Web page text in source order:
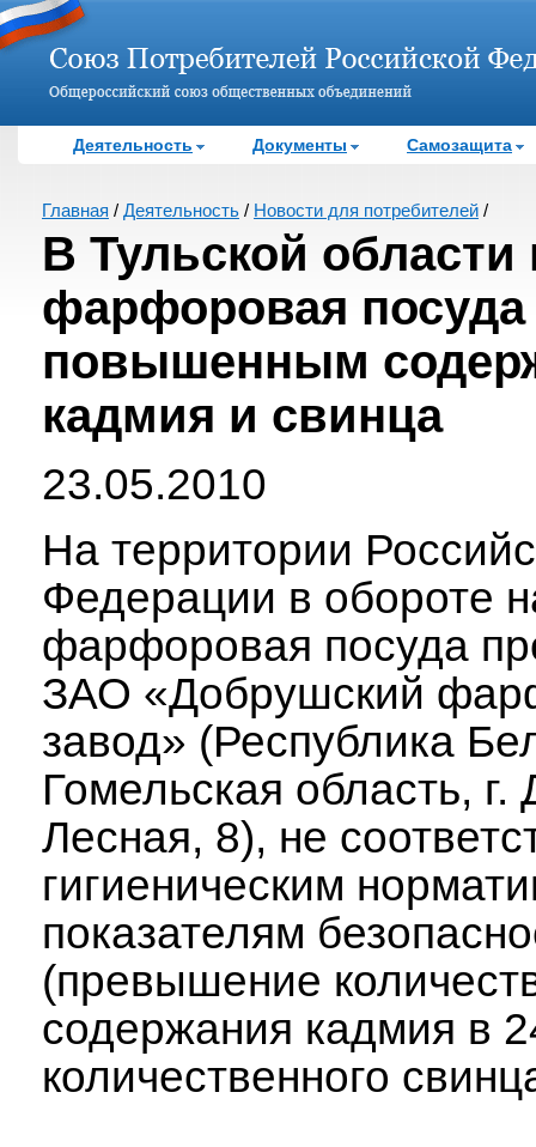
Деятельность Документы Самозащита
Главная / Деятельность / Новости для потребителей /
В Тульской области
фарфоровая посуда
повышенным
кадмия и свинца
23.05.2010
На территории
Федерации в обороте
фарфоровая посуда
ЗАО «Добрушский
завод» (Республика
Гомельская область,
Лесная, 8), не
гигиеническим
показателям
(превышение
содержания кадмия в
количественного